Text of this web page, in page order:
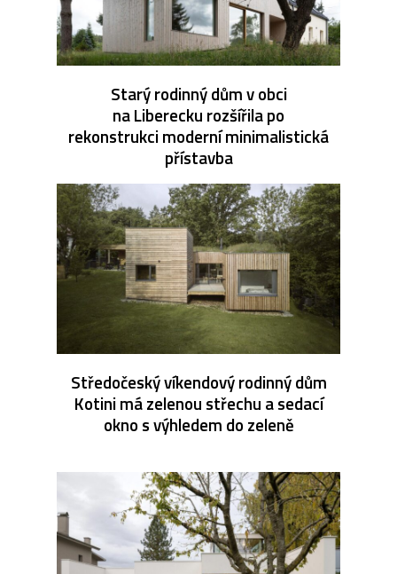
Starý rodinný dům v obci
na Liberecku rozšířila po
rekonstrukci moderní minimalistická
přístavba
Středočeský víkendový rodinný dům
Kotini má zelenou střechu a sedací
okno s výhledem do zeleně